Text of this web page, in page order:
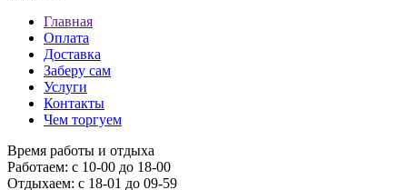
Главная
Оплата
Доставка
Заберу сам
Услуги
Контакты
Чем торгуем
Время работы и отдыха
Работаем: с 10-00 до 18-00
Отдыхаем: с 18-01 до 09-59